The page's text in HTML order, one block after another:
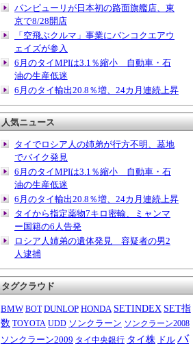
パンピューリが日本初の路面旗艦店、東
京で8/28開店
「空飛ぶクルマ」事業にバンコクエアウ
ェイズが参入
6月のタイMPIは3.1％縮小 自動車・石
油の生産低迷
6月のタイ輸出20.8％増、24カ月連続上昇
人気ニュース
タイでロシア人の姉弟が行方不明、墓地
でバイク発見
6月のタイMPIは3.1％縮小 自動車・石
油の生産低迷
6月のタイ輸出20.8％増、24カ月連続上昇
タイから指定薬物7キロ密輸、ミャンマ
ー国籍の6人告発
ロシア人姉弟の遺体発見 容疑者の男2
人逮捕
タグクラウド
BMW BOT DUNLOP HONDA SETINDEX SET指
数 TOYOTA UDD ソンクラーン ソンクラーン2008
ソンクラーン2009 タイ中央銀行 タイ株 ドル バ